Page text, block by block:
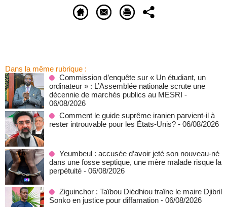
Dans la même rubrique :
Commission d’enquête sur « Un étudiant, un
ordinateur » : L’Assemblée nationale scrute une
décennie de marchés publics au MESRI -
06/08/2026
Comment le guide suprême iranien parvient-il à
rester introuvable pour les États-Unis? - 06/08/2026
Yeumbeul : accusée d’avoir jeté son nouveau-né
dans une fosse septique, une mère malade risque la
perpétuité - 06/08/2026
Ziguinchor : Taïbou Diédhiou traîne le maire Djibril
Sonko en justice pour diffamation - 06/08/2026